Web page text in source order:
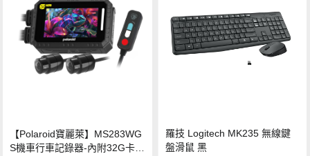
【Polaroid寶麗萊】MS283WG
S機車行車記錄器-內附32G卡
羅技 Logitech MK235 無線鍵
盤滑鼠 黑